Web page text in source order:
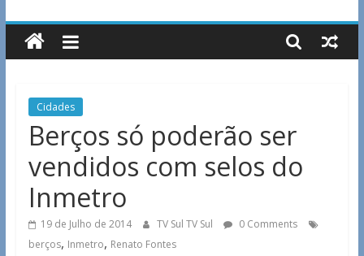
TV
Sul
Notícias
Guaxupé
região.
Cidades
Berços só poderão ser
vendidos com selos do
Inmetro
19 de Julho de 2014 TV Sul TV Sul
0 Comments
berços, Inmetro, Renato Fontes